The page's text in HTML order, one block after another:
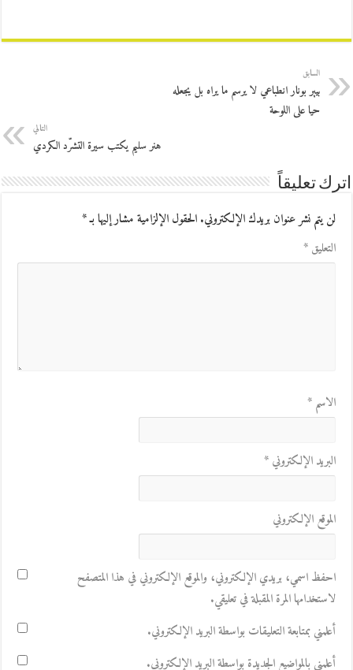
السابق
بيير بونار انطباعي لا يرسم ما يراه بل يجعله
حيا على اللوحة
التالي
هنر سليم يكتب سيرة التشرّد الكردي
اترك تعليقاً
لن يتم نشر عنوان بريدك الإلكتروني.الحقول الإلزامية مشار إليها بـ*
التعليق*
الاسم*
البريد الإلكتروني*
الموقع الإلكتروني
احفظ اسمي، بريدي الإلكتروني، والموقع الإلكتروني في هذا المتصفح
لاستخدامها المرة المقبلة في تعليقي.
أعلمني بمتابعة التعليقات بواسطة البريد الإلكتروني.
أعلمني بالمواضيع الجديدة بواسطة البريد الإلكتروني.